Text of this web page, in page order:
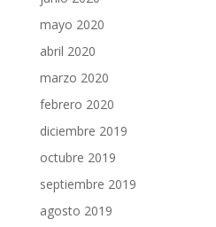
mayo 2020
abril 2020
marzo 2020
febrero 2020
diciembre 2019
octubre 2019
septiembre 2019
agosto 2019